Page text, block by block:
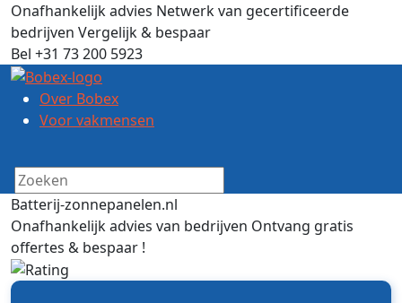
Onafhankelijk advies Netwerk van gecertificeerde
bedrijven Vergelijk & bespaar
Bel +31 73 200 5923
Over Bobex
Voor vakmensen
Batterij-zonnepanelen.nl
Onafhankelijk advies van bedrijven Ontvang gratis
offertes & bespaar !